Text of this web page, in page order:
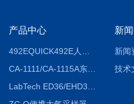
产品中心
CA-1111/CA-1115A东京理化EYELA CA-1111/CA-1115A冷却水循环装置
新
新闻
技术